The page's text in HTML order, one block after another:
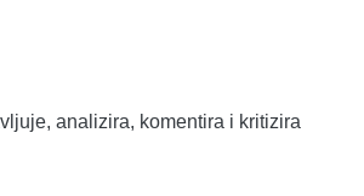
analizira, komentira i kritizira